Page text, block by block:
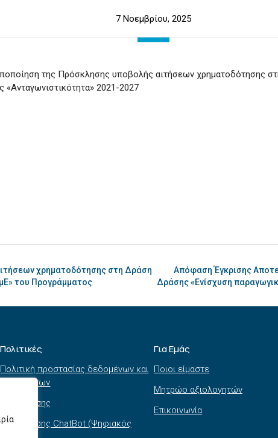
7 Νοεμβρίου, 2025
της Πρόσκλησης υποβολής αιτήσεων χρηματοδότησης
2021-2027
χρηματοδότησης στη Δράση
του Προγράμματος
Απόφαση Έγκρισης
Δράσης «Ενίσχυση
Πολιτικές
Πολιτική προστασίας δεδομένων και
συστημάτων
Όροι χρήσης
Όροι χρήσης ChatBot (Ψηφιακός
Για Εμάς
Ποιοι είμαστε
Μητρώο αξιολογητών
Επικοινωνία